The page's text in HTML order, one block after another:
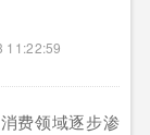
11:22:59
费领域逐步渗